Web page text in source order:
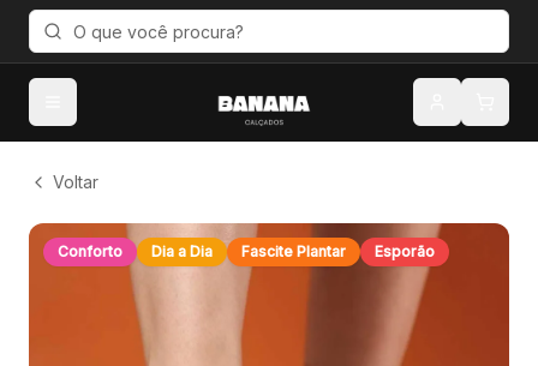
Voltar
Conforto Dia a Dia Fascite Plantar Esporão